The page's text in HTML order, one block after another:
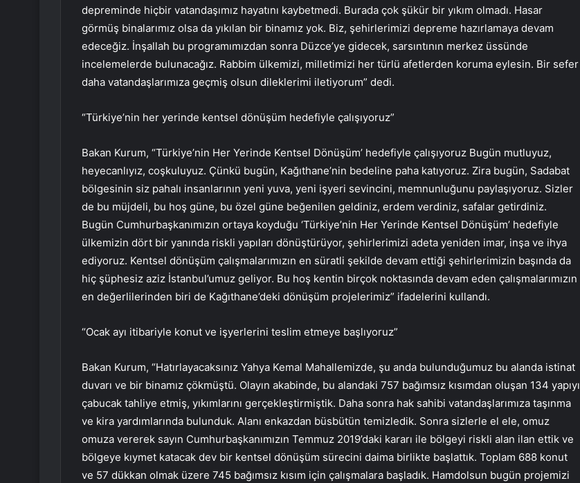
depreminde hiçbir vatandaşımız hayatını kaybetmedi. Burada çok şükür bir yıkım olmadı. Hasar
görmüş binalarımız olsa da yıkılan bir binamız yok. Biz, şehirlerimizi depreme hazırlamaya devam
edeceğiz. İnşallah bu programımızdan sonra Düzce’ye gidecek, sarsıntının merkez üssünde
incelemelerde bulunacağız. Rabbim ülkemizi, milletimizi her türlü afetlerden koruma eylesin. Bir sefer
daha vatandaşlarımıza geçmiş olsun dileklerimi iletiyorum” dedi.
“Türkiye’nin her yerinde kentsel dönüşüm hedefiyle çalışıyoruz”
Bakan Kurum, “Türkiye’nin Her Yerinde Kentsel Dönüşüm’ hedefiyle çalışıyoruz Bugün mutluyuz,
heyecanlıyız, coşkuluyuz. Çünkü bugün, Kağıthane’nin bedeline paha katıyoruz. Zira bugün, Sadabat
bölgesinin siz pahalı insanlarının yeni yuva, yeni işyeri sevincini, memnunluğunu paylaşıyoruz. Sizler
de bu müjdeli, bu hoş güne, bu özel güne beğenilen geldiniz, erdem verdiniz, safalar getirdiniz.
Bugün Cumhurbaşkanımızın ortaya koyduğu ‘Türkiye’nin Her Yerinde Kentsel Dönüşüm’ hedefiyle
ülkemizin dört bir yanında riskli yapıları dönüştürüyor, şehirlerimizi adeta yeniden imar, inşa ve ihya
ediyoruz. Kentsel dönüşüm çalışmalarımızın en süratli şekilde devam ettiği şehirlerimizin başında da
hiç şüphesiz aziz İstanbul’umuz geliyor. Bu hoş kentin birçok noktasında devam eden çalışmalarımızın
en değerlilerinden biri de Kağıthane’deki dönüşüm projelerimiz” ifadelerini kullandı.
“Ocak ayı itibariyle konut ve işyerlerini teslim etmeye başlıyoruz”
Bakan Kurum, “Hatırlayacaksınız Yahya Kemal Mahallemizde, şu anda bulunduğumuz bu alanda istinat
duvarı ve bir binamız çökmüştü. Olayın akabinde, bu alandaki 757 bağımsız kısımdan oluşan 134 yapıyı
çabucak tahliye etmiş, yıkımlarını gerçekleştirmiştik. Daha sonra hak sahibi vatandaşlarımıza taşınma
ve kira yardımlarında bulunduk. Alanı enkazdan büsbütün temizledik. Sonra sizlerle el ele, omuz
omuza vererek sayın Cumhurbaşkanımızın Temmuz 2019’daki kararı ile bölgeyi riskli alan ilan ettik ve
bölgeye kıymet katacak dev bir kentsel dönüşüm sürecini daima birlikte başlattık. Toplam 688 konut
ve 57 dükkan olmak üzere 745 bağımsız kısım için çalışmalara başladık. Hamdolsun bugün projemizi